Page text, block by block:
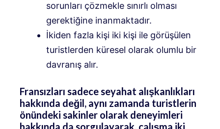
sorunları çözmekle sınırlı olması
gerektiğine inanmaktadır.
İkiden fazla kişi iki kişi ile görüşülen
turistlerden küresel olarak olumlu bir
davranış alır.
Fransızları sadece seyahat alışkanlıkları
hakkında değil, aynı zamanda turistlerin
önündeki sakinler olarak deneyimleri